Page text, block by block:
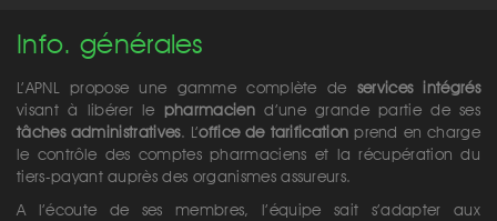
Info. générales
L’APNL propose une gamme complète de services intégrés
visant à libérer le pharmacien d’une grande partie de ses
tâches administratives. L’office de tarification prend en charge
le contrôle des comptes pharmaciens et la récupération du
tiers-payant auprès des organismes assureurs.
A l’écoute de ses membres, l’équipe sait s’adapter aux